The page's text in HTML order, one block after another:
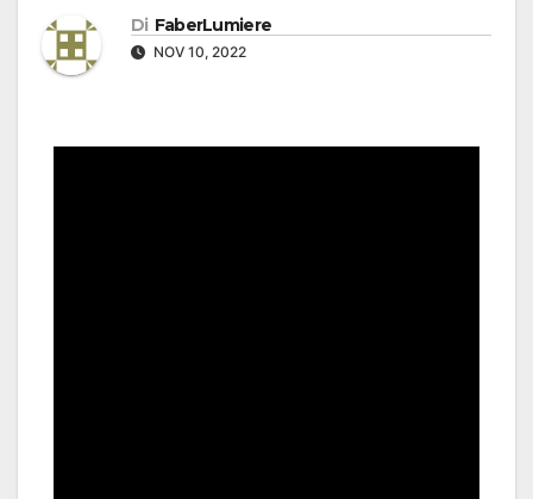
Di FaberLumiere
NOV 10, 2022